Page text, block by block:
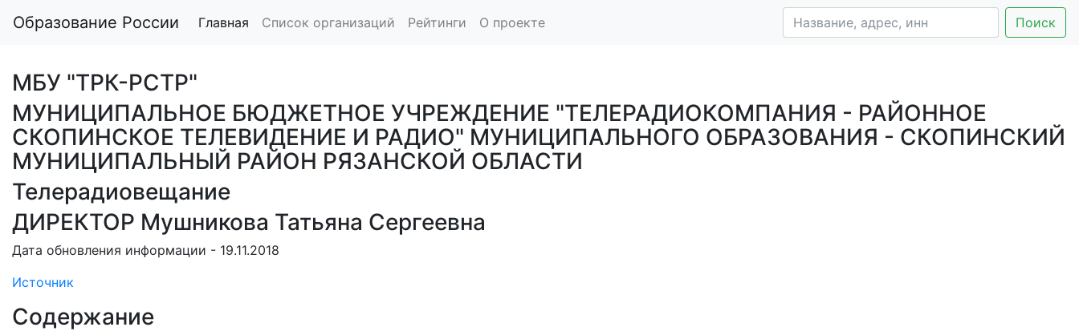
Образование России Главная Список организаций Рейтинги О проекте Поиск
МБУ "ТРК-РСТР"
МУНИЦИПАЛЬНОЕ БЮДЖЕТНОЕ УЧРЕЖДЕНИЕ "ТЕЛЕРАДИОКОМПАНИЯ - РАЙОННОЕ
СКОПИНСКОЕ ТЕЛЕВИДЕНИЕ И РАДИО" МУНИЦИПАЛЬНОГО ОБРАЗОВАНИЯ - СКОПИНСКИЙ
МУНИЦИПАЛЬНЫЙ РАЙОН РЯЗАНСКОЙ ОБЛАСТИ
Телерадиовещание
ДИРЕКТОР Мушникова Татьяна Сергеевна
Дата обновления информации - 19.11.2018
Источник
Содержание